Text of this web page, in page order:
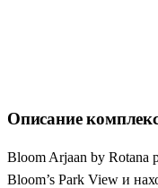
Описание
Bloom Arjaan by Rotana
Bloom’s Park View и